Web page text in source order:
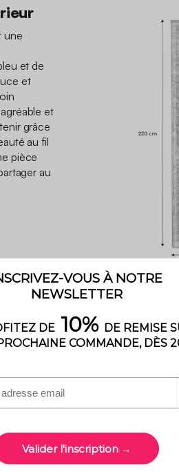
une
et de
et
et
grâce
au fil
pièce
au
faire
ne
en